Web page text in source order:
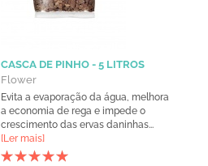
CASCA DE PINHO - 5 LITROS
Flower
Evita a evaporação da água, melhora
a economia de rega e impede o
crescimento das ervas daninhas...
[Ler mais]